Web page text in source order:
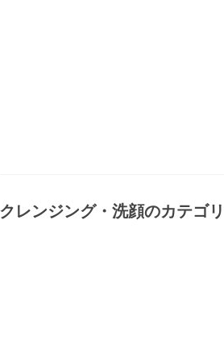
クレンジング・洗顔のカテゴ